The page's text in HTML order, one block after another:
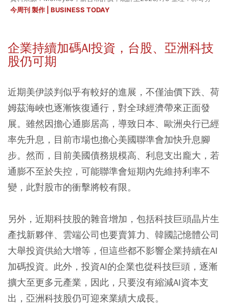
今周刊 製作 | BUSINESS TODAY
企業持續加碼AI投資，台股、亞洲科技
股仍可期
近期美伊談判似乎有較好的進展，不僅油價下跌、荷
姆茲海峽也逐漸恢復通行，對全球經濟帶來正面發
展。雖然因擔心通膨居高，導致日本、歐洲央行已經
率先升息，目前市場也擔心美國聯準會加快升息腳
步。然而，目前美國債務規模高、利息支出龐大，若
通膨不至於失控，可能聯準會短期內先維持利率不
變，此對股市的衝擊將較有限。
另外，近期科技股的雜音增加，包括科技巨頭晶片生
產找新夥伴、雲端公司也要賣算力、韓國記憶體公司
大舉投資供給大增等，但這些都不影響企業持續在AI
加碼投資。此外，投資AI的企業也從科技巨頭，逐漸
擴大至更多元產業，因此，只要沒有縮減AI資本支
出，亞洲科技股仍可迎來業績大成長。